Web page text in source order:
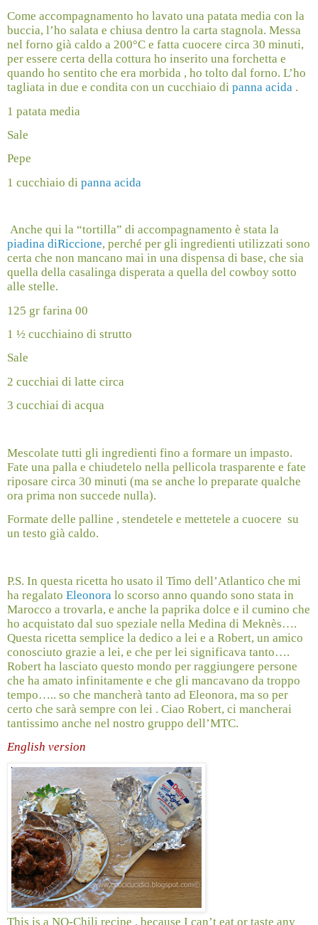
Come accompagnamento ho lavato una patata media con la
buccia, l’ho salata e chiusa dentro la carta stagnola. Messa
nel forno già caldo a 200°C e fatta cuocere circa 30 minuti,
per essere certa della cottura ho inserito una forchetta e
quando ho sentito che era morbida , ho tolto dal forno. L’ho
tagliata in due e condita con un cucchiaio di panna acida .
1 patata media
Sale
Pepe
1 cucchiaio di panna acida
Anche qui la “tortilla” di accompagnamento è stata la
piadina diRiccione, perché per gli ingredienti utilizzati sono
certa che non mancano mai in una dispensa di base, che sia
quella della casalinga disperata a quella del cowboy sotto
alle stelle.
125 gr farina 00
1 ½ cucchiaino di strutto
Sale
2 cucchiai di latte circa
3 cucchiai di acqua
Mescolate tutti gli ingredienti fino a formare un impasto.
Fate una palla e chiudetelo nella pellicola trasparente e fate
riposare circa 30 minuti (ma se anche lo preparate qualche
ora prima non succede nulla).
Formate delle palline , stendetele e mettetele a cuocere su
un testo già caldo.
P.S. In questa ricetta ho usato il Timo dell’Atlantico che mi
ha regalato Eleonora lo scorso anno quando sono stata in
Marocco a trovarla, e anche la paprika dolce e il cumino che
ho acquistato dal suo speziale nella Medina di Meknès….
Questa ricetta semplice la dedico a lei e a Robert, un amico
conosciuto grazie a lei, e che per lei significava tanto….
Robert ha lasciato questo mondo per raggiungere persone
che ha amato infinitamente e che gli mancavano da troppo
tempo….. so che mancherà tanto ad Eleonora, ma so per
certo che sarà sempre con lei . Ciao Robert, ci mancherai
tantissimo anche nel nostro gruppo dell’MTC.
English version
This is a NO-Chili recipe , because I can’t eat or taste any